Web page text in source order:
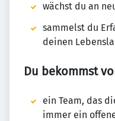
wächst du an
sammelst du
deinen
Du bekommst
ein Team, das
immer ein